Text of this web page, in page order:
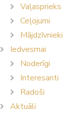
Vaļasprieks
Ceļojumi
Mājdzīvnieki
Iedvesmai
Noderīgi
Interesanti
Radoši
Aktuāli